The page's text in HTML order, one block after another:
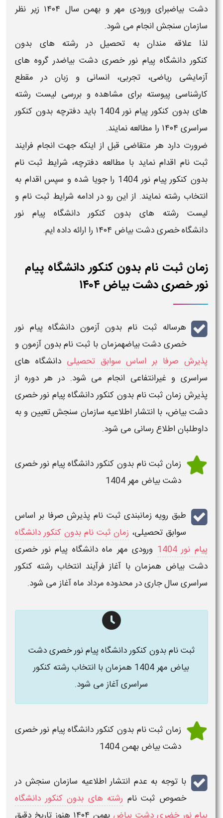
دشت بیاضبرای ورودی مهر و بهمن سال ۱۴۰۴
زیر نظر
سازمان سنجش انجام می شود.
لذا علاقه مندان به تحصیل در رشته های بدون
کنکور دانشگاه پیام نور خصری دشت بیاضدر گروه های
آزمایشی ریاضی، تجربی، انسانی و زبان در مقطع
کارشناسی پیوسته برای مشاهده و بررسی لیست رشته
های بدون کنکور پیام نور 1404
باید دفترچهبدون کنکور
سراسری ۱۴۰۴
را مطالعه نمایند.
ضرورت دارد هر متقاضی قبل از اینکه جهت انجام فرایند
ثبت نام اقدام نماید با مطالعه دفترچه، شرایط ثبت نام
بدون کنکور پیام نور 1404 را جویا شده و سپس اقدام به
انتخاب رشته نمایند. از این رو در ادامه شرایطثبت نام و
لیست رشته های بدون کنکور دانشگاه پیام نور
دانشگاه خصری دشت بیاض ۱۴۰۴
را ارائه داده ایم.
زمان ثبت نام بدون کنکور دانشگاه پیام
نور خصری دشت بیاض ۱۴۰۴
هرساله ثبت نام بدون آزمون دانشگاه پیام نور
خصری دشت بیاضهمزمان با ثبت نام بدون آزمون و
پذیرش صرفا بر اساس سوابق تحصیلی دانشگاه های
سراسری و غیرانتفاعی انجام می شود. در هر دوره از
پذیرش زمان ثبت نام بدون کنکور دانشگاه پیام نور خصری
دشت بیاض، با انتشار اطلاعیه سازمان سنجش تعیین و به
داوطلبان اطلاع رسانی می شود.
زمان ثبت نام بدون کنکور دانشگاه پیام نور خصری
دشت بیاض مهر 1404
طبق رویه زمانبندی ثبت نام پذیرش صرفا بر اساس
سوابق تحصیلی، زمان ثبت نام بدون کنکور دانشگاه
پیام نور 1404
ورودی مهر ماه دانشگاه پیام نورخصری
دشت بیاض همزمان با آغاز فرآیند انتخاب رشته کنکور
سراسری سال جاری در محدوده مرداد ماه آغاز می شود.
ثبت نام بدون کنکور دانشگاه پیام نور خصری دشت
بیاض مهر 1404
همزمان با انتخاب رشته کنکور
سراسری آغاز می شود.
زمان ثبت نام بدون کنکور دانشگاه پیام نور خصری
دشت بیاض بهمن 1404
با توجه به عدم انتشار اطلاعیه سازمان سنجش در
خصوص ثبت نام رشته های بدون کنکور دانشگاه